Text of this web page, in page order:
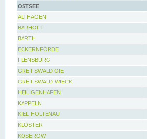
OSTSEE
ALTHAGEN
BARHÖFT
BARTH
ECKERNFÖRDE
FLENSBURG
GREIFSWALD OIE
GREIFSWALD-WIECK
HEILIGENHAFEN
KAPPELN
KIEL-HOLTENAU
KLOSTER
KOSEROW